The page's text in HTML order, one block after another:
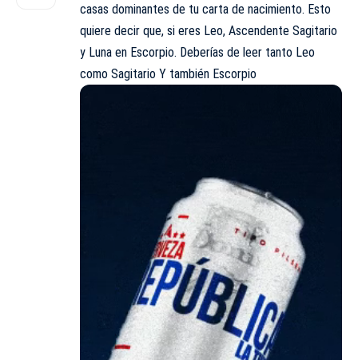
casas dominantes de tu carta de nacimiento. Esto
quiere decir que, si eres Leo, Ascendente Sagitario
y Luna en Escorpio. Deberías de leer tanto Leo
como Sagitario Y también Escorpio